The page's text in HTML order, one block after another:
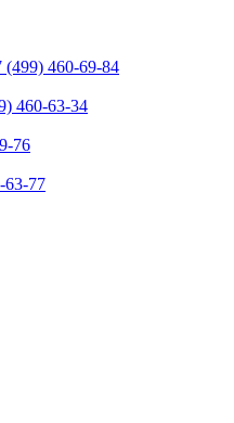
(499) 460-69-84
460-63-34
76
63-77